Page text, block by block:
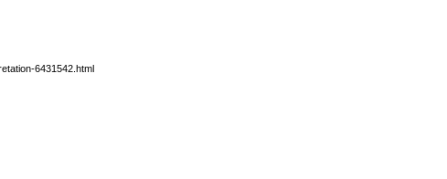
6431542.html